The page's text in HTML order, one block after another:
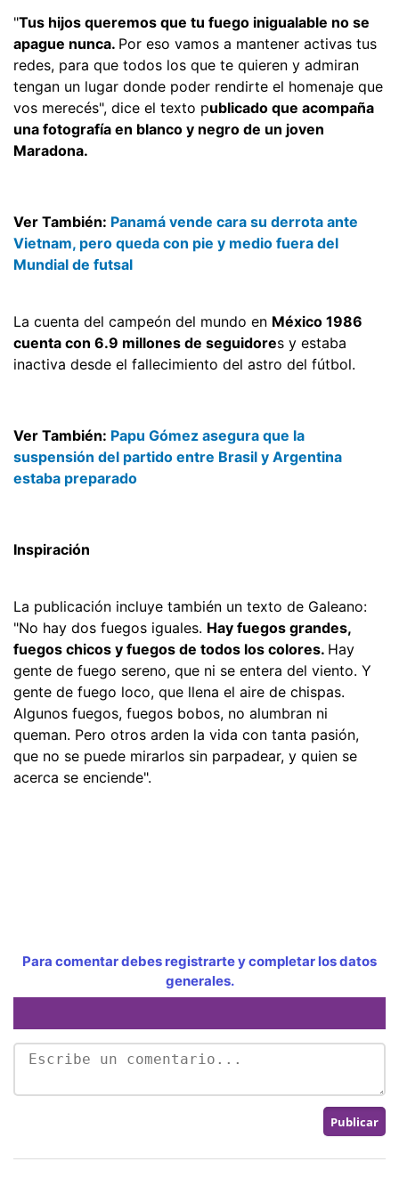
"Tus hijos queremos que tu fuego inigualable no se
apague nunca. Por eso vamos a mantener activas tus
redes, para que todos los que te quieren y admiran
tengan un lugar donde poder rendirte el homenaje que
vos merecés", dice el texto publicado que acompaña
una fotografía en blanco y negro de un joven
Maradona.
Ver También: Panamá vende cara su derrota ante
Vietnam, pero queda con pie y medio fuera del
Mundial de futsal
La cuenta del campeón del mundo en México 1986
cuenta con 6.9 millones de seguidores y estaba
inactiva desde el fallecimiento del astro del fútbol.
Ver También: Papu Gómez asegura que la
suspensión del partido entre Brasil y Argentina
estaba preparado
Inspiración
La publicación incluye también un texto de Galeano:
"No hay dos fuegos iguales. Hay fuegos grandes,
fuegos chicos y fuegos de todos los colores. Hay
gente de fuego sereno, que ni se entera del viento. Y
gente de fuego loco, que llena el aire de chispas.
Algunos fuegos, fuegos bobos, no alumbran ni
queman. Pero otros arden la vida con tanta pasión,
que no se puede mirarlos sin parpadear, y quien se
acerca se enciende".
Para comentar debes registrarte y completar los datos
generales.